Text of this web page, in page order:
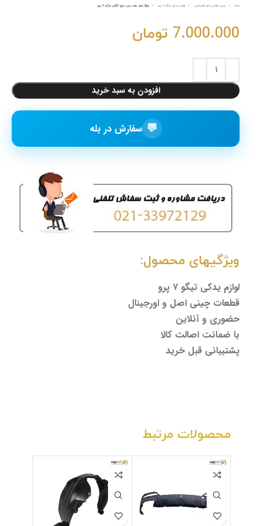
خانه خرید لوازم یدکی فونیکس لوازم یدکی تیگو 7 پرو چراغ خطر عقب چپ روي گلگير تيگو ٧ پرو
7.000.000 تومان
افزودن به سبد خرید
💬 سفارش در بله
ویژگیهای محصول:
لوازم یدکی تیگو ۷ پرو
قطعات چینی اصل و اورجینال
حضوری و آنلاین
با ضمانت اصالت کالا
پشتیبانی قبل خرید
محصولات مرتبط